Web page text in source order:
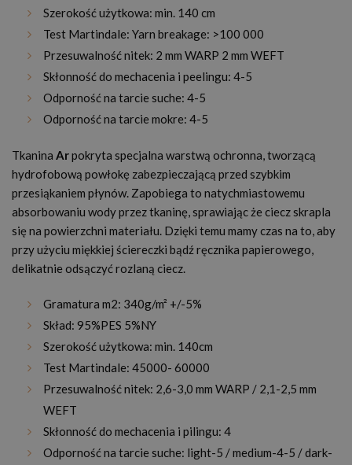
Szerokość użytkowa: min. 140 cm
Test Martindale: Yarn breakage: >100 000
Przesuwalność nitek: 2 mm WARP 2 mm WEFT
Skłonność do mechacenia i peelingu: 4-5
Odporność na tarcie suche: 4-5
Odporność na tarcie mokre: 4-5
Tkanina Arpokryta specjalna warstwą ochronna, tworzącą
hydrofobową powłokę zabezpieczającą przed szybkim
przesiąkaniem płynów. Zapobiega to natychmiastowemu
absorbowaniu wody przez tkaninę, sprawiając że ciecz skrapla
się na powierzchni materiału. Dzięki temu mamy czas na to, aby
przy użyciu miękkiej ściereczki bądź ręcznika papierowego,
delikatnie odsączyć rozlaną ciecz.
Gramatura m2: 340g/m² +/-5%
Skład: 95%PES 5%NY
Szerokość użytkowa: min. 140cm
Test Martindale: 45000- 60000
Przesuwalność nitek: 2,6-3,0 mm WARP / 2,1-2,5 mm
WEFT
Skłonność do mechacenia i pilingu: 4
Odporność na tarcie suche: light-5 / medium-4-5 / dark-